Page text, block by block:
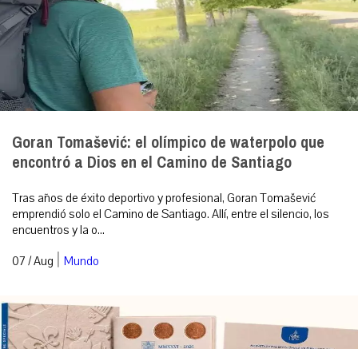
Goran Tomašević: el olímpico de waterpolo que
encontró a Dios en el Camino de Santiago
Tras años de éxito deportivo y profesional, Goran Tomašević
emprendió solo el Camino de Santiago. Allí, entre el silencio, los
encuentros y la o...
07 / Aug | Mundo